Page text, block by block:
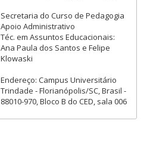
Secretaria do Curso de Pedagogia
Apoio Administrativo
Téc. em Assuntos Educacionais:
Ana Paula dos Santos e Felipe
Klowaski
Endereço: Campus Universitário
Trindade - Florianópolis/SC, Brasil -
88010-970, Bloco B do CED, sala 006